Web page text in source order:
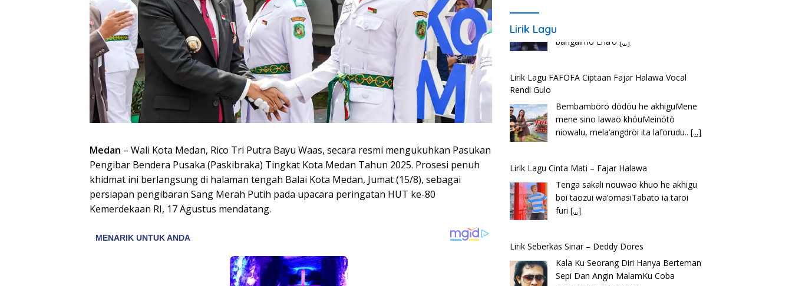
Medan – Wali Kota Medan, Rico Tri Putra Bayu Waas, secara resmi mengukuhkan Pasukan
Pengibar Bendera Pusaka (Paskibraka) Tingkat Kota Medan Tahun 2025. Prosesi penuh
khidmat ini berlangsung di halaman tengah Balai Kota Medan, Jumat (15/8), sebagai
persiapan pengibaran Sang Merah Putih pada upacara peringatan HUT ke-80
Kemerdekaan RI, 17 Agustus mendatang.
Lirik Lagu
Lirik Lagu FAFOFA Ciptaan Fajar Halawa Vocal
Bembambörö dödöu he akhiguMene
niowalu, mela’angdröi ita laforudu..[...]
Lirik Lagu Cinta Mati – Fajar Halawa
boi taozui wa’omasiTabato ia taroi
furi[...]
Lirik Seberkas Sinar – Deddy Dores
Sepi Dan Angin MalamKu Coba
MerenungiTentang[...]